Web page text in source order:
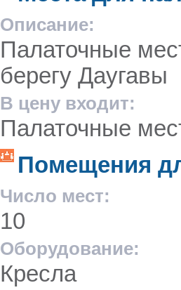
Описание:
Палаточные
берегу Даугавы
В цену входит:
Палаточные
Помещения
Число мест:
10
Оборудование:
Кресла